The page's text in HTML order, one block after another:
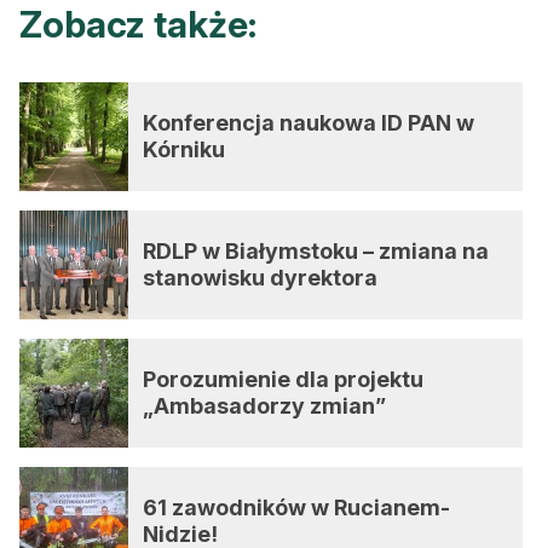
Zobacz także:
Konferencja naukowa ID PAN w
Kórniku
RDLP w Białymstoku – zmiana na
stanowisku dyrektora
Porozumienie dla projektu
„Ambasadorzy zmian”
61 zawodników w Rucianem-
Nidzie!